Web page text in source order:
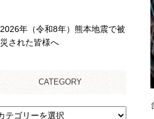
2026年（令和8年）熊本地震で被
災された皆様へ
CATEGORY